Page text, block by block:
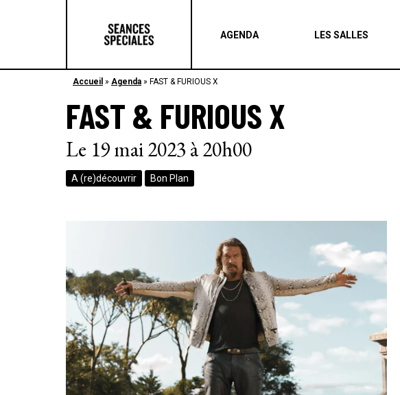
AGENDA LES SALLES
Accueil » Agenda » FAST & FURIOUS X
FAST & FURIOUS X
Le 19 mai 2023 à 20h00
A (re)découvrir Bon Plan